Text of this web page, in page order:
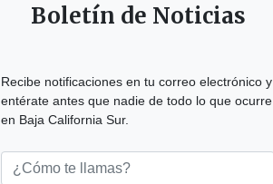
Boletín de Noticias
Recibe notificaciones en tu correo electrónico y
entérate antes que nadie de todo lo que ocurre
en Baja California Sur.